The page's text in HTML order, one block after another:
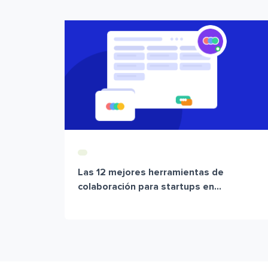
Las 12 mejores herramientas de
colaboración para startups en...